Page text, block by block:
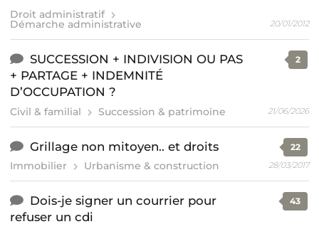
Droit administratif
Démarche administrative 20/01/2012
SUCCESSION + INDIVISION OU PAS
+ PARTAGE + INDEMNITÉ
D’OCCUPATION ?
Civil & familial Succession & patrimoine
2
21/06/2026
Grillage non mitoyen.. et droits
Immobilier Urbanisme & construction
22
28/03/2017
Dois-je signer un courrier pour
refuser un cdi
43